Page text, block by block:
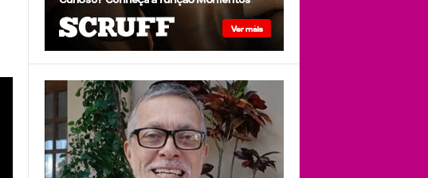
Gay de 62 anos
relembra quando,
programa por
quatro meses sem
saber: “Idiotice da
minha parte”